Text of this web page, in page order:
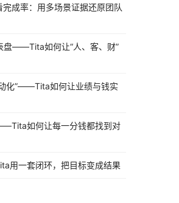
成率：用多场景证据还原团队
盘——Tita如何让“人、客、财”
化”——Tita如何让业绩与钱实
如何让每一分钱都找到对
用一套闭环，把目标变成结果